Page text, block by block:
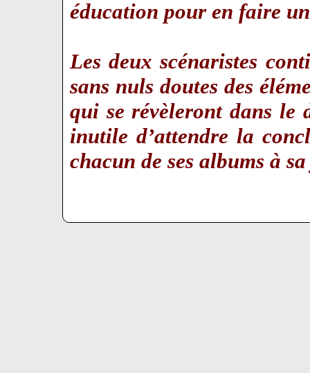
éducation pour en faire
Les deux scénaristes
sans nuls doutes des
qui se révèleront dans
inutile d’attendre la
chacun de ses albums à